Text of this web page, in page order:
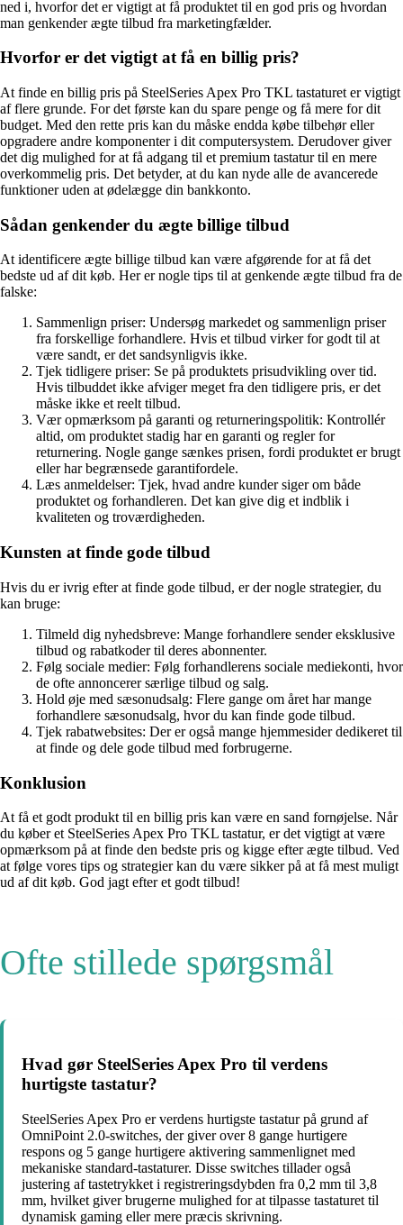
ned i, hvorfor det er vigtigt at få produktet til en god pris og hvordan
man genkender ægte tilbud fra marketingfælder.
Hvorfor er det vigtigt at få en billig pris?
At finde en billig pris på SteelSeries Apex Pro TKL tastaturet er vigtigt
af flere grunde. For det første kan du spare penge og få mere for dit
budget. Med den rette pris kan du måske endda købe tilbehør eller
opgradere andre komponenter i dit computersystem. Derudover giver
det dig mulighed for at få adgang til et premium tastatur til en mere
overkommelig pris. Det betyder, at du kan nyde alle de avancerede
funktioner uden at ødelægge din bankkonto.
Sådan genkender du ægte billige tilbud
At identificere ægte billige tilbud kan være afgørende for at få det
bedste ud af dit køb. Her er nogle tips til at genkende ægte tilbud fra de
falske:
Sammenlign priser: Undersøg markedet og sammenlign priser
fra forskellige forhandlere. Hvis et tilbud virker for godt til at
være sandt, er det sandsynligvis ikke.
Tjek tidligere priser: Se på produktets prisudvikling over tid.
Hvis tilbuddet ikke afviger meget fra den tidligere pris, er det
måske ikke et reelt tilbud.
Vær opmærksom på garanti og returneringspolitik: Kontrollér
altid, om produktet stadig har en garanti og regler for
returnering. Nogle gange sænkes prisen, fordi produktet er brugt
eller har begrænsede garantifordele.
Læs anmeldelser: Tjek, hvad andre kunder siger om både
produktet og forhandleren. Det kan give dig et indblik i
kvaliteten og troværdigheden.
Kunsten at finde gode tilbud
Hvis du er ivrig efter at finde gode tilbud, er der nogle strategier, du
kan bruge:
Tilmeld dig nyhedsbreve: Mange forhandlere sender eksklusive
tilbud og rabatkoder til deres abonnenter.
Følg sociale medier: Følg forhandlerens sociale mediekonti, hvor
de ofte annoncerer særlige tilbud og salg.
Hold øje med sæsonudsalg: Flere gange om året har mange
forhandlere sæsonudsalg, hvor du kan finde gode tilbud.
Tjek rabatwebsites: Der er også mange hjemmesider dedikeret til
at finde og dele gode tilbud med forbrugerne.
Konklusion
At få et godt produkt til en billig pris kan være en sand fornøjelse. Når
du køber et SteelSeries Apex Pro TKL tastatur, er det vigtigt at være
opmærksom på at finde den bedste pris og kigge efter ægte tilbud. Ved
at følge vores tips og strategier kan du være sikker på at få mest muligt
ud af dit køb. God jagt efter et godt tilbud!
Ofte stillede spørgsmål
Hvad gør SteelSeries Apex Pro til verdens
hurtigste tastatur?
SteelSeries Apex Pro er verdens hurtigste tastatur på grund af
OmniPoint 2.0-switches, der giver over 8 gange hurtigere
respons og 5 gange hurtigere aktivering sammenlignet med
mekaniske standard-tastaturer. Disse switches tillader også
justering af tastetrykket i registreringsdybden fra 0,2 mm til 3,8
mm, hvilket giver brugerne mulighed for at tilpasse tastaturet til
dynamisk gaming eller mere præcis skrivning.